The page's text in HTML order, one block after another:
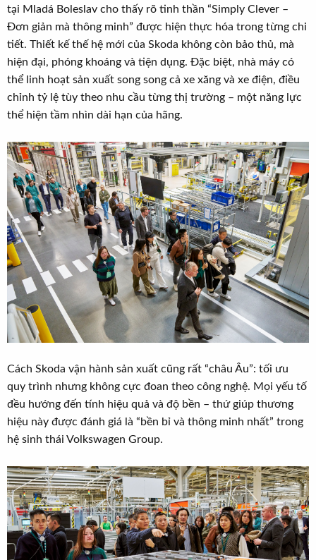
tại Mladá Boleslav cho thấy rõ tinh thần “Simply Clever –
Đơn giản mà thông minh” được hiện thực hóa trong từng chi
tiết. Thiết kế thế hệ mới của Skoda không còn bảo thủ, mà
hiện đại, phóng khoáng và tiện dụng. Đặc biệt, nhà máy có
thể linh hoạt sản xuất song song cả xe xăng và xe điện, điều
chỉnh tỷ lệ tùy theo nhu cầu từng thị trường – một năng lực
thể hiện tầm nhìn dài hạn của hãng.
Cách Skoda vận hành sản xuất cũng rất “châu Âu”: tối ưu
quy trình nhưng không cực đoan theo công nghệ. Mọi yếu tố
đều hướng đến tính hiệu quả và độ bền – thứ giúp thương
hiệu này được đánh giá là “bền bỉ và thông minh nhất” trong
hệ sinh thái Volkswagen Group.